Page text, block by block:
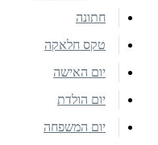
חתונה
טקס חלאקה
יום האישה
יום הולדת
יום המשפחה